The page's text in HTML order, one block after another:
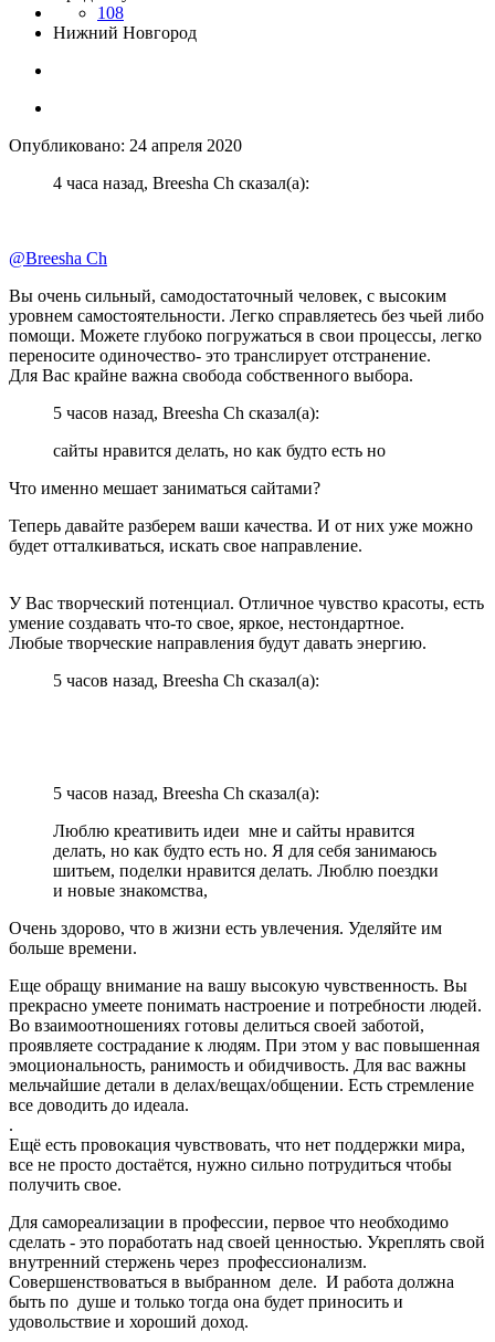
108
Нижний Новгород
Опубликовано: 24 апреля 2020
4 часа назад, Breesha Ch сказал(а):
@Breesha Ch
Вы очень сильный, самодостаточный человек, с высоким
уровнем самостоятельности. Легко справляетесь без чьей либо
помощи. Можете глубоко погружаться в свои процессы, легко
переносите одиночество- это транслирует отстранение.
Для Вас крайне важна свобода собственного выбора.
5 часов назад, Breesha Ch сказал(а):
сайты нравится делать, но как будто есть но
Что именно мешает заниматься сайтами?
Теперь давайте разберем ваши качества. И от них уже можно
будет отталкиваться, искать свое направление.
У Вас творческий потенциал. Отличное чувство красоты, есть
умение создавать что-то свое, яркое, нестондартное.
Любые творческие направления будут давать энергию.
5 часов назад, Breesha Ch сказал(а):
5 часов назад, Breesha Ch сказал(а):
Люблю креативить идеи мне и сайты нравится
делать, но как будто есть но. Я для себя занимаюсь
шитьем, поделки нравится делать. Люблю поездки
и новые знакомства,
Очень здорово, что в жизни есть увлечения. Уделяйте им
больше времени.
Еще обращу внимание на вашу высокую чувственность. Вы
прекрасно умеете понимать настроение и потребности людей.
Во взаимоотношениях готовы делиться своей заботой,
проявляете сострадание к людям. При этом у вас повышенная
эмоциональность, ранимость и обидчивость. Для вас важны
мельчайшие детали в делах/вещах/общении. Есть стремление
все доводить до идеала.
.
Ещё есть провокация чувствовать, что нет поддержки мира,
все не просто достаётся, нужно сильно потрудиться чтобы
получить свое.
Для самореализации в профессии, первое что необходимо
сделать - это поработать над своей ценностью. Укреплять свой
внутренний стержень через профессионализм.
Совершенствоваться в выбранном деле. И работа должна
быть по душе и только тогда она будет приносить и
удовольствие и хороший доход.